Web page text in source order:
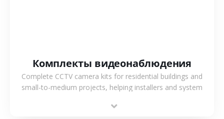
Комплекты видеонаблюдения
Complete CCTV camera kits for residential buildings and
small-to-medium projects, helping installers and system